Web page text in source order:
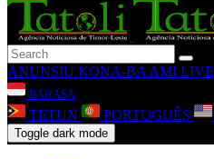
ANUNSIU KONA-BA AMI LIVE
BAHASA
TETUN PORTUGUÊS
Toggle dark mode